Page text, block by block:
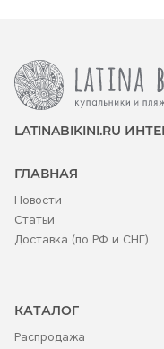
LATINABIKINI.RU
ГЛАВНАЯ
Новости
Статьи
Доставка (по РФ и СНГ)
КАТАЛОГ
Распродажа